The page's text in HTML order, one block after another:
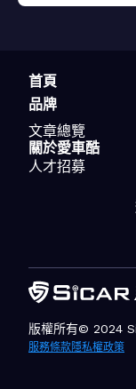
首頁
品牌
文章總覽
關於愛車酷
人才招募
版權所有© 2024
服務條款隱私權政策